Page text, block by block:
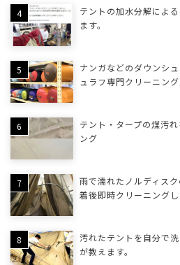
テントの加水分解によ
ます。
ナンガなどのダウンシ
ュラフ専門クリーニング
テント・タープの煤汚
ング
雨で濡れたノルディス
着後即時クリーニングし
汚れたテントを自分で
が教えます。